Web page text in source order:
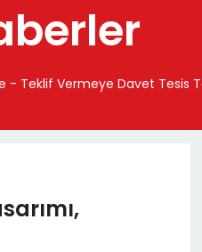
- Teklif Vermeye Davet Tesis